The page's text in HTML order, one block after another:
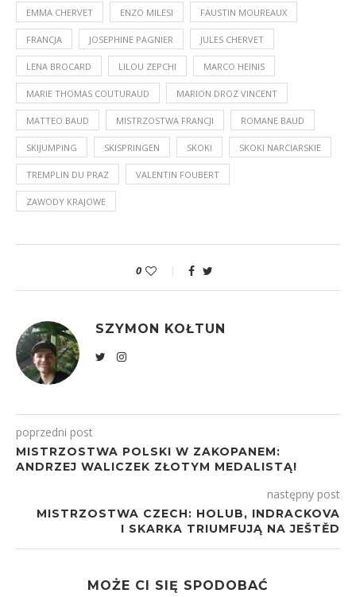
EMMA CHERVET ENZO MILESI FAUSTIN MOUREAUX
FRANCJA JOSEPHINE PAGNIER JULES CHERVET
LENA BROCARD LILOU ZEPCHI MARCO HEINIS
MARIE THOMAS COUTURAUD MARION DROZ VINCENT
MATTEO BAUD MISTRZOSTWA FRANCJI ROMANE BAUD
SKIJUMPING SKISPRINGEN SKOKI SKOKI NARCIARSKIE
TREMPLIN DU PRAZ VALENTIN FOUBERT
ZAWODY KRAJOWE
0
SZYMON KOŁTUN
poprzedni post
MISTRZOSTWA POLSKI W ZAKOPANEM:
ANDRZEJ WALICZEK ZŁOTYM MEDALISTĄ!
następny post
MISTRZOSTWA CZECH: HOLUB, INDRACKOVA
I SKARKA TRIUMFUJĄ NA JEŠTĚD
MOŻE CI SIĘ SPODOBAĆ